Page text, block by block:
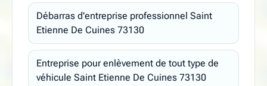
Débarras d'entreprise professionnel Saint
Etienne De Cuines 73130
Entreprise pour enlèvement de tout type de
véhicule Saint Etienne De Cuines 73130